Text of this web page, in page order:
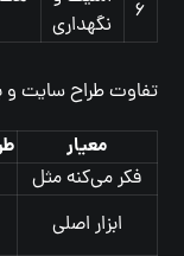
۶
نگهداری
تفاوت طراح سایت و
معیار
فکر می‌کنه مثل
ابزار اصلی